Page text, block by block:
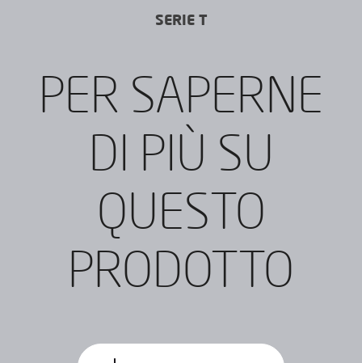
SERIE T
PER SAPERNE
DI PIÙ SU
QUESTO
PRODOTTO